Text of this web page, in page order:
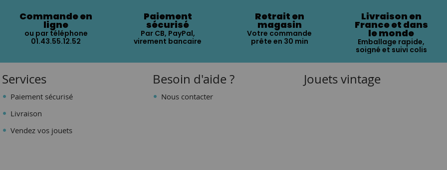
Commande en
ligne
ou par téléphone
01.43.55.12.52
Paiement
sécurisé
Par CB, PayPal,
virement bancaire
Retrait en
magasin
Votre commande
prête en 30 min
Livraison en
France et dans
le monde
Emballage rapide,
soigné et suivi colis
Services
Paiement sécurisé
Livraison
Vendez vos jouets
Besoin d'aide ?
Nous contacter
Jouets vintage